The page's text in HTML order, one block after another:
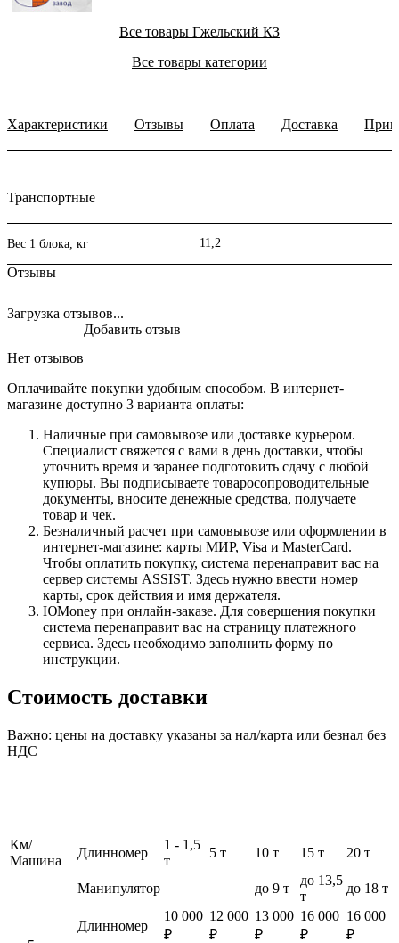
Все товары Гжельский КЗ
Все товары категории
Характеристики Отзывы Оплата Доставка
Транспортные
Вес 1 блока, кг 11,2
Отзывы
Загрузка отзывов...
Нет отзывов
Добавить отзыв
Оплачивайте покупки удобным способом. В интернет-
магазине доступно 3 варианта оплаты:
Наличные при самовывозе или доставке курьером.
Специалист свяжется с вами в день доставки, чтобы
уточнить время и заранее подготовить сдачу с любой
купюры. Вы подписываете товаросопроводительные
документы, вносите денежные средства, получаете
товар и чек.
Безналичный расчет при самовывозе или оформлении в
интернет-магазине: карты МИР, Visa и MasterCard.
Чтобы оплатить покупку, система перенаправит вас на
сервер системы ASSIST. Здесь нужно ввести номер
карты, срок действия и имя держателя.
ЮMoney при онлайн-заказе. Для совершения покупки
система перенаправит вас на страницу платежного
сервиса. Здесь необходимо заполнить форму по
инструкции.
Стоимость доставки
Важно: цены на доставку указаны за нал/карта или безнал без
НДС
Км/
Машина
Длинномер
1 - 1,5
т
5 т 10 т 15 т 20 т
Манипулятор до 9 т
до 13,5
т
до 18 т
Длинномер
10 000
₽
12 000
₽
13 000
₽
16 000
₽
16 000
₽